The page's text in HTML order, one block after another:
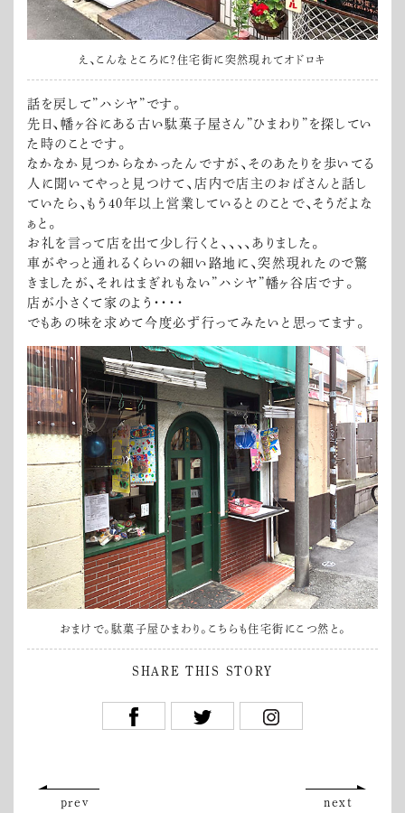
え、こんなところに？住宅街に突然現れてオドロキ
話を戻して”ハシヤ”です。
先日、幡ヶ谷にある古い駄菓子屋さん”ひまわり”を探してい
た時のことです。
なかなか見つからなかったんですが、そのあたりを歩いてる
人に聞いてやっと見つけて、店内で店主のおばさんと話し
ていたら、もう40年以上営業しているとのことで、そうだよな
ぁと。
お礼を言って店を出て少し行くと、、、、ありました。
車がやっと通れるくらいの細い路地に、突然現れたので驚
きましたが、それはまぎれもない”ハシヤ”幡ヶ谷店です。
店が小さくて家のよう・・・・
でもあの味を求めて今度必ず行ってみたいと思ってます。
おまけで。駄菓子屋ひまわり。こちらも住宅街にこつ然と。
SHARE THIS STORY
prev next